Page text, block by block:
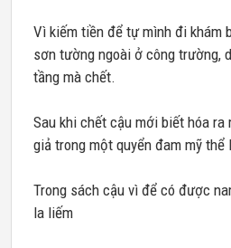
Vì kiếm tiền để tự mình đi khám
sơn tường ngoài ở công trường,
tầng mà chết.
Sau khi chết cậu mới biết hóa
giả trong một quyển đam mỹ thể
Trong sách cậu vì để có được
la liếm